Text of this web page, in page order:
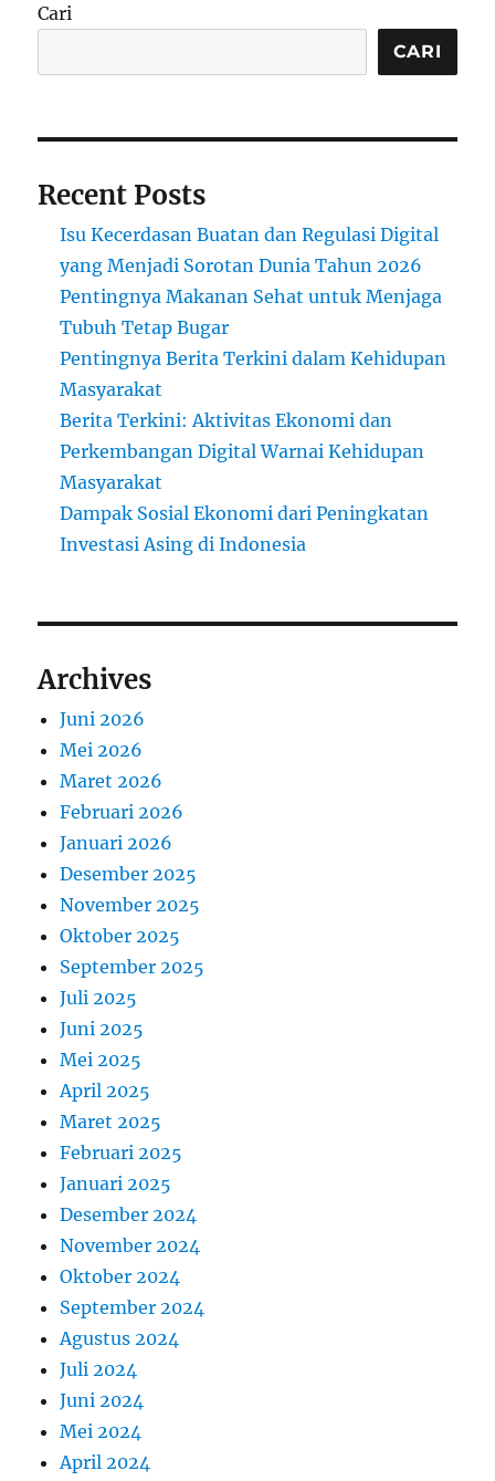
Cari
CARI
Recent Posts
Isu Kecerdasan Buatan dan Regulasi Digital
yang Menjadi Sorotan Dunia Tahun 2026
Pentingnya Makanan Sehat untuk Menjaga
Tubuh Tetap Bugar
Pentingnya Berita Terkini dalam Kehidupan
Masyarakat
Berita Terkini: Aktivitas Ekonomi dan
Perkembangan Digital Warnai Kehidupan
Masyarakat
Dampak Sosial Ekonomi dari Peningkatan
Investasi Asing di Indonesia
Archives
Juni 2026
Mei 2026
Maret 2026
Februari 2026
Januari 2026
Desember 2025
November 2025
Oktober 2025
September 2025
Juli 2025
Juni 2025
Mei 2025
April 2025
Maret 2025
Februari 2025
Januari 2025
Desember 2024
November 2024
Oktober 2024
September 2024
Agustus 2024
Juli 2024
Juni 2024
Mei 2024
April 2024